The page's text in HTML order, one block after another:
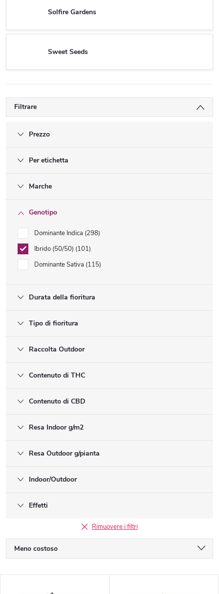
Solfire Gardens
Sweet Seeds
Filtrare
Prezzo
Per etichetta
Marche
Genotipo
Dominante Indica 298
Ibrido (50/50) 101
Dominante Sativa 115
Durata della fioritura
Tipo di fioritura
Raccolta Outdoor
Contenuto di THC
Contenuto di CBD
Resa Indoor g/m2
Resa Outdoor g/pianta
Indoor/Outdoor
Effetti
Rimuovere i filtri
O
r
Meno costoso